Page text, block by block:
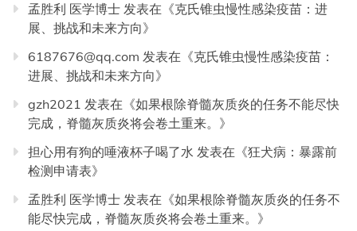
孟胜利 医学博士 发表在《克氏锥虫慢性感染疫苗：进
展、挑战和未来方向》
6187676@qq.com 发表在《克氏锥虫慢性感染疫苗：
进展、挑战和未来方向》
gzh2021 发表在《如果根除脊髓灰质炎的任务不能尽快
完成，脊髓灰质炎将会卷土重来。 》
担心用有狗的唾液杯子喝了水 发表在《狂犬病：暴露前
检测申请表》
孟胜利 医学博士 发表在《如果根除脊髓灰质炎的任务不
能尽快完成，脊髓灰质炎将会卷土重来。 》